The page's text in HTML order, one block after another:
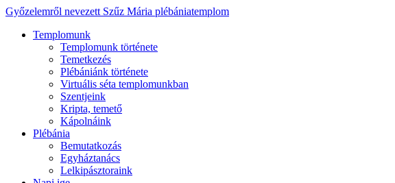
Győzelemről nevezett Szűz Mária plébániatemplom
Templomunk
Templomunk története
Temetkezés
Plébániánk története
Virtuális séta templomunkban
Szentjeink
Kripta, temető
Kápolnáink
Plébánia
Bemutatkozás
Egyháztanács
Lelkipásztoraink